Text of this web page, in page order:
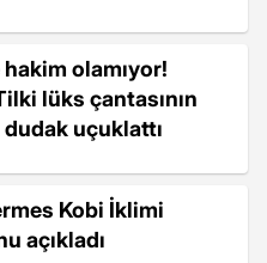
olamıyor!
lüks çantasının
uçuklattı
Kobi İklimi
açıkladı